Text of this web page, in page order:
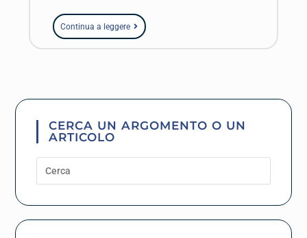
Continua a leggere
CERCA UN ARGOMENTO O UN
ARTICOLO